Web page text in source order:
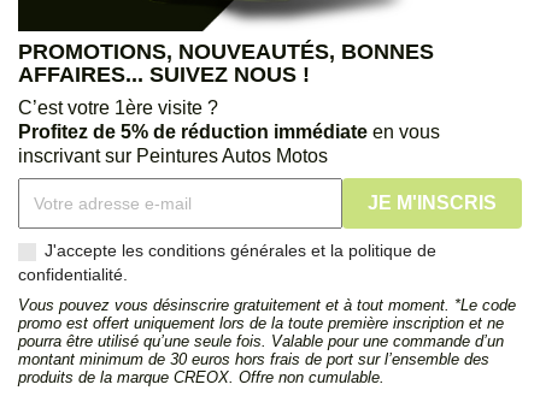
PROMOTIONS, NOUVEAUTÉS, BONNES
AFFAIRES... SUIVEZ NOUS !
C’est votre 1ère visite ?
Profitez de 5% de réduction immédiate en vous
inscrivant sur Peintures Autos Motos
J'accepte les conditions générales et la politique de
confidentialité.
Vous pouvez vous désinscrire gratuitement et à tout moment. *Le code
promo est offert uniquement lors de la toute première inscription et ne
pourra être utilisé qu’une seule fois. Valable pour une commande d’un
montant minimum de 30 euros hors frais de port sur l’ensemble des
produits de la marque CREOX. Offre non cumulable.